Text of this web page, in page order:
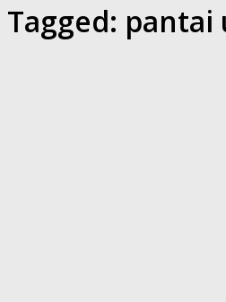
Tagged: pantai